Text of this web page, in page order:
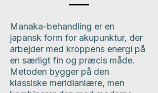
Manaka-behandling er en
japansk form for akupunktur, der
arbejder med kroppens energi på
en særligt fin og præcis måde.
Metoden bygger på den
klassiske meridianlære, men